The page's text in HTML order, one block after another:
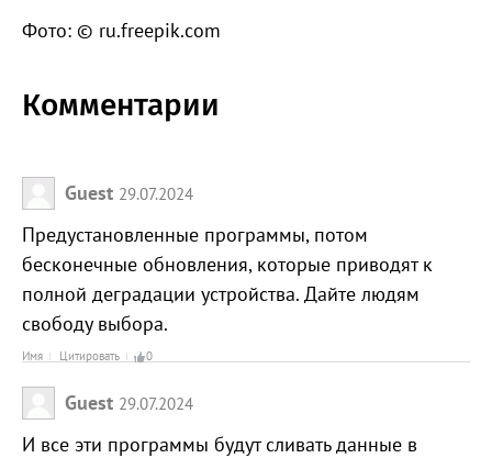
Фото: © ru.freepik.com
Комментарии
Guest 29.07.2024
Предустановленные программы, потом
бесконечные обновления, которые приводят к
полной деградации устройства. Дайте людям
свободу выбора.
Имя Цитировать 0
Guest 29.07.2024
И все эти программы будут сливать данные в